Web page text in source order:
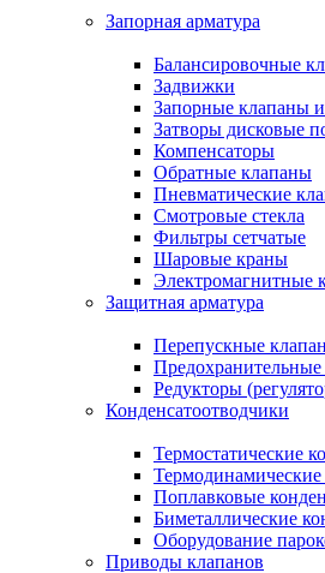
Запорная арматура
Балансировочные
Задвижки
Запорные клапаны
Затворы дисковые
Компенсаторы
Обратные клапаны
Пневматические
Смотровые стекла
Фильтры сетчатые
Шаровые краны
Электромагнитные
Защитная арматура
Перепускные
Редукторы
Конденсатоотводчики
Термостатические
Термодинамические
Поплавковые
Биметаллические
Оборудование
Приводы клапанов